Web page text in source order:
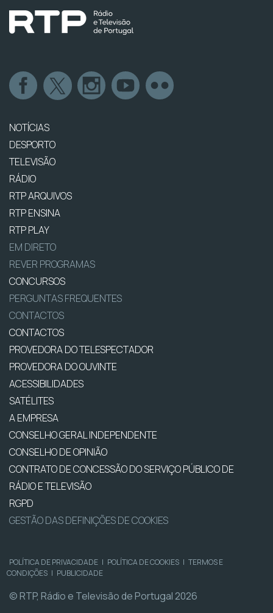
NOTÍCIAS
DESPORTO
TELEVISÃO
RÁDIO
RTP ARQUIVOS
RTP ENSINA
RTP PLAY
EM DIRETO
REVER PROGRAMAS
CONCURSOS
PERGUNTAS FREQUENTES
CONTACTOS
CONTACTOS
PROVEDORA DO TELESPECTADOR
PROVEDORA DO OUVINTE
ACESSIBILIDADES
SATÉLITES
A EMPRESA
CONSELHO GERAL INDEPENDENTE
CONSELHO DE OPINIÃO
CONTRATO DE CONCESSÃO DO SERVIÇO PÚBLICO DE
RÁDIO E TELEVISÃO
RGPD
GESTÃO DAS DEFINIÇÕES DE COOKIES
POLÍTICA DE PRIVACIDADE | POLÍTICA DE COOKIES | TERMOS E
CONDIÇÕES | PUBLICIDADE
© RTP, Rádio e Televisão de Portugal 2026